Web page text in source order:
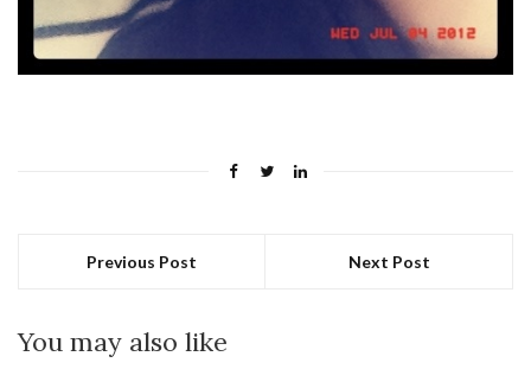
Previous Post Next Post
You may also like